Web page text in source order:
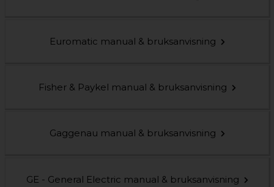
Euromatic manual & bruksanvisning
Fisher & Paykel manual & bruksanvisning
Gaggenau manual & bruksanvisning
GE - General Electric manual & bruksanvisning